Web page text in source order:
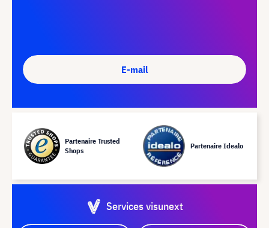
E-mail
Partenaire Trusted
Shops
Partenaire Idealo
Services visunext